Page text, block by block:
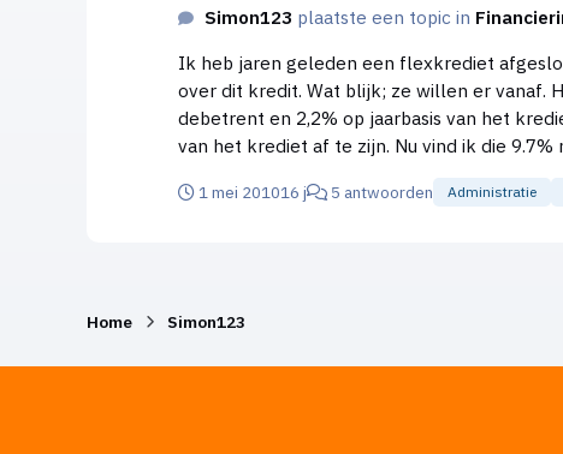
Simon123 plaatste een topic in
Ik heb jaren geleden een flexkrediet
over dit kredit. Wat blijk; ze willen er vanaf. Het
debetrent en 2,2% op jaarbasis van het
van het krediet af te zijn. Nu vind ik die 9.7% natuurlijk al fors, om nog maar niet over die 2,2 te praten, maar ze willen ook nog eens 250 euro
akkoord ga met die 250 euro, maar mijn vraag aan jullie is; kan een lokale vestiging zomaar besluiten dat zij het
1 mei 201016 j 5 antwoorden Administratie
Home Simon123